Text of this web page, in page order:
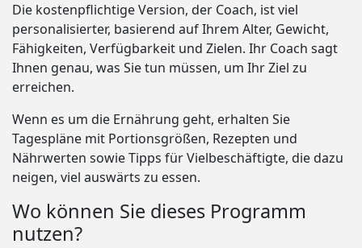
Die kostenpflichtige Version, der Coach, ist viel
personalisierter, basierend auf Ihrem Alter, Gewicht,
Fähigkeiten, Verfügbarkeit und Zielen. Ihr Coach sagt
Ihnen genau, was Sie tun müssen, um Ihr Ziel zu
erreichen.
Wenn es um die Ernährung geht, erhalten Sie
Tagespläne mit Portionsgrößen, Rezepten und
Nährwerten sowie Tipps für Vielbeschäftigte, die dazu
neigen, viel auswärts zu essen.
Wo können Sie dieses Programm
nutzen?